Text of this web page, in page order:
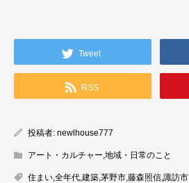
Tweet
RSS
投稿者: newlhouse777
アート・カルチャー,地域・日常のこと
住まい,全年代,建築,茅野市,藤森照信,諏訪市